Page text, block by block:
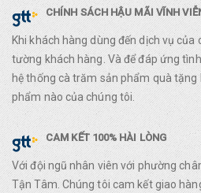
CHÍNH SÁCH HẬU MÃI VĨNH
Khi khách hàng dùng đến dịch vụ
tường khách hàng. Và để đáp ứng
hệ thống cà trăm sản phẩm quà
phẩm nào của chúng tôi.
CAM KẾT 100% HÀI LÒNG
Với đội ngũ nhân viên với phường
Tận Tâm. Chúng tôi cam kết giao